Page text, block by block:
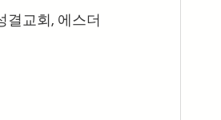
결교회, 에스더